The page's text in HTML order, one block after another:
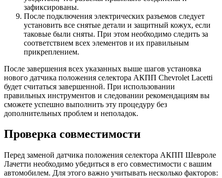
зафиксированы.
После подключения электрических разъемов следует
установить все снятые детали и защитный кожух, если
таковые были сняты. При этом необходимо следить за
соответствием всех элементов и их правильным
прикреплением.
После завершения всех указанных выше шагов установка
нового датчика положения селектора АКПП Chevrolet Lacetti
будет считаться завершенной. При использовании
правильных инструментов и следовании рекомендациям вы
сможете успешно выполнить эту процедуру без
дополнительных проблем и неполадок.
Проверка совместимости
Перед заменой датчика положения селектора АКПП Шевроле
Лачетти необходимо убедиться в его совместимости с вашим
автомобилем. Для этого важно учитывать несколько факторов: